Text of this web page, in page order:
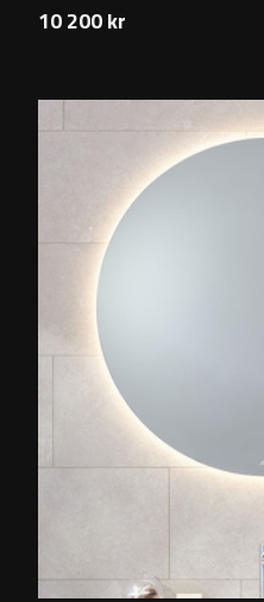
10 200 kr